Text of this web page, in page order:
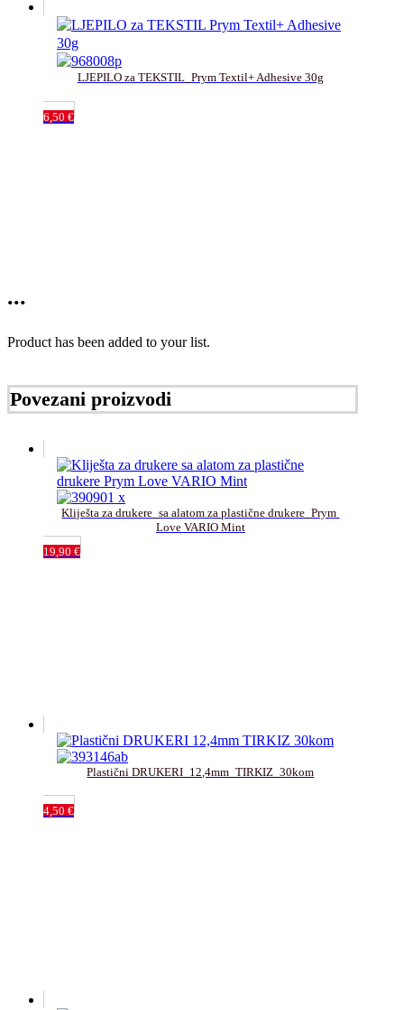
LJEPILO za TEKSTIL_Prym Textil+ Adhesive 30g
6,50 €
...
Product has been added to your list.
Povezani proizvodi
Kliješta za drukere_sa alatom za plastične drukere_Prym
Love VARIO Mint
19,90 €
Plastični DRUKERI_12,4mm_TIRKIZ_30kom
4,50 €